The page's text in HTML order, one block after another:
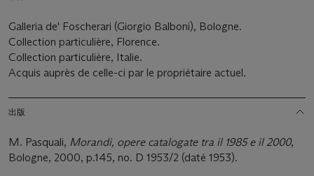
Galleria de' Foscherari (Giorgio Balboni), Bologne.
Collection particulière, Florence.
Collection particulière, Italie.
Acquis auprès de celle-ci par le propriétaire actuel.
出版
M. Pasquali, Morandi, opere catalogate tra il 1985 e il 2000,
Bologne, 2000, p.145, no. D 1953/2 (daté 1953).